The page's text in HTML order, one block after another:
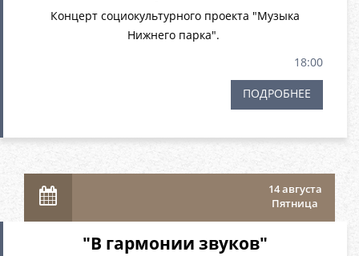
Концерт социокультурного проекта "Музыка
Нижнего парка".
18:00
ПОДРОБНЕЕ
14 августа
Пятница
"В гармонии звуков"